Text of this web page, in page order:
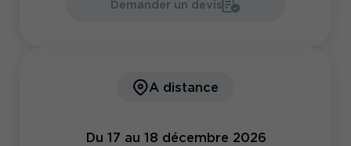
Demander un devis
A distance
Du 17 au 18 décembre 2026